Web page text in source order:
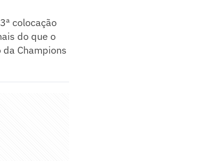
colocação
do que o
Champions